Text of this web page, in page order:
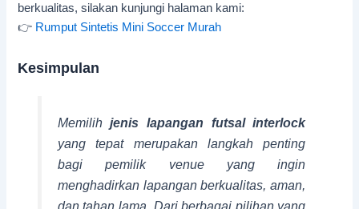
berkualitas, silakan kunjungi halaman kami:
👉 Rumput Sintetis Mini Soccer Murah
Kesimpulan
Memilihjenis lapangan futsal interlock
yang tepat merupakan langkah penting
bagi pemilik venue yang ingin
menghadirkan lapangan berkualitas, aman,
dan tahan lama. Dari berbagai pilihan yang